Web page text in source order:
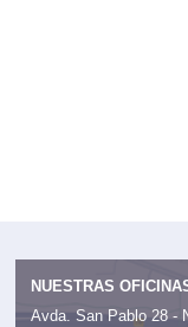
NUESTRAS
Avda. San Pablo 28 -